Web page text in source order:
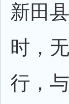
新田
时，
行，